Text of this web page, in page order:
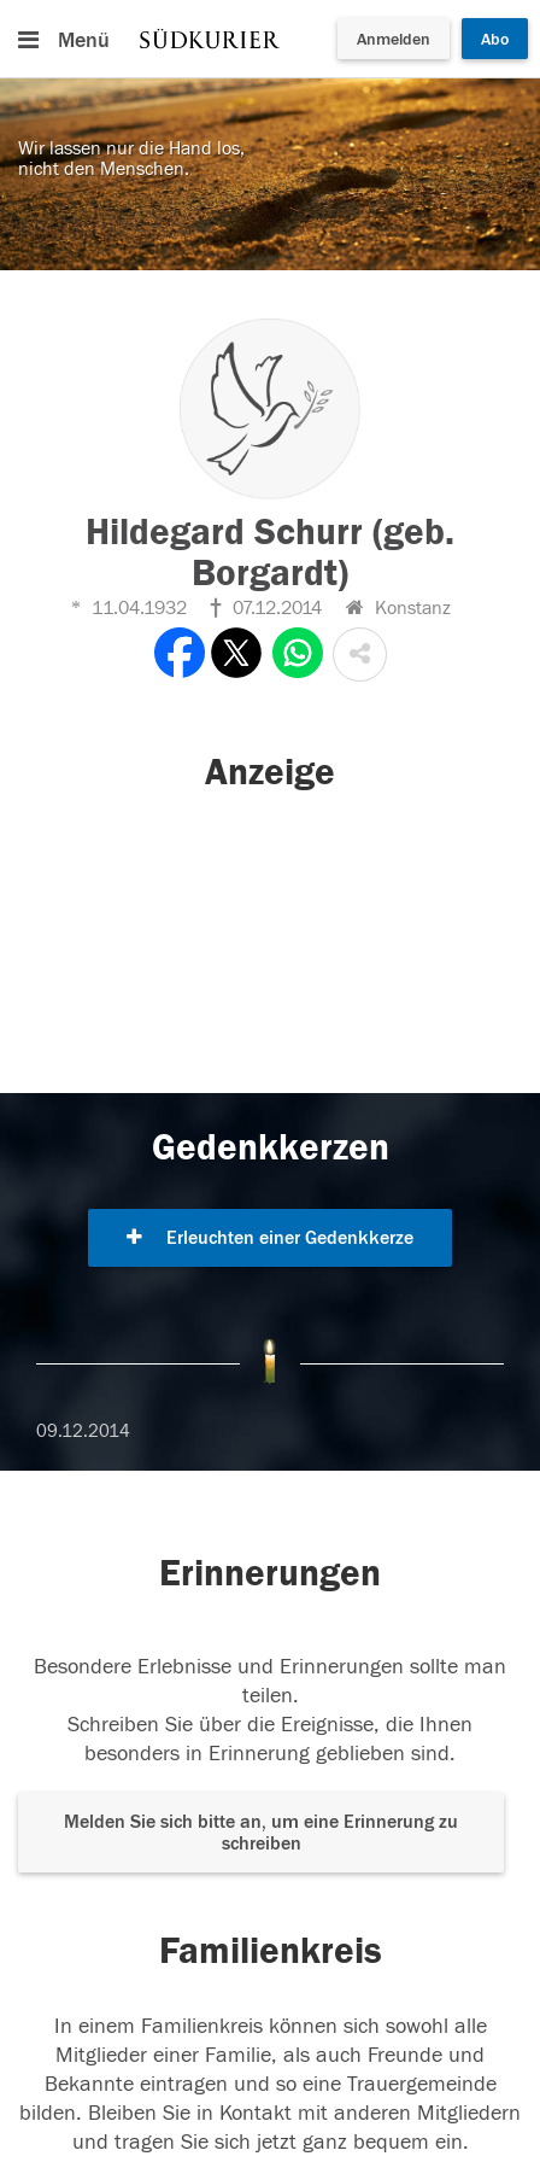
Menü Anmelden Abo
Wir lassen nur die Hand los,
nicht den Menschen.
Hildegard Schurr (geb.
Borgardt)
11.04.1932 07.12.2014 Konstanz
Anzeige
Gedenkkerzen
Erleuchten einer Gedenkkerze
09.12.2014
Erinnerungen
Besondere Erlebnisse und Erinnerungen sollte man
teilen.
Schreiben Sie über die Ereignisse, die Ihnen
besonders in Erinnerung geblieben sind.
Melden Sie sich bitte an, um eine Erinnerung zu
schreiben
Familienkreis
In einem Familienkreis können sich sowohl alle
Mitglieder einer Familie, als auch Freunde und
Bekannte eintragen und so eine Trauergemeinde
bilden. Bleiben Sie in Kontakt mit anderen Mitgliedern
und tragen Sie sich jetzt ganz bequem ein.